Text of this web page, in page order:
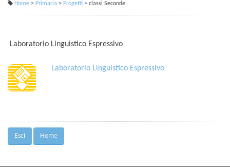
Home > Primaria > Progetti > classi Seconde
Laboratorio Linguistico Espressivo
Laboratorio Linguistico Espressivo
Esci Home